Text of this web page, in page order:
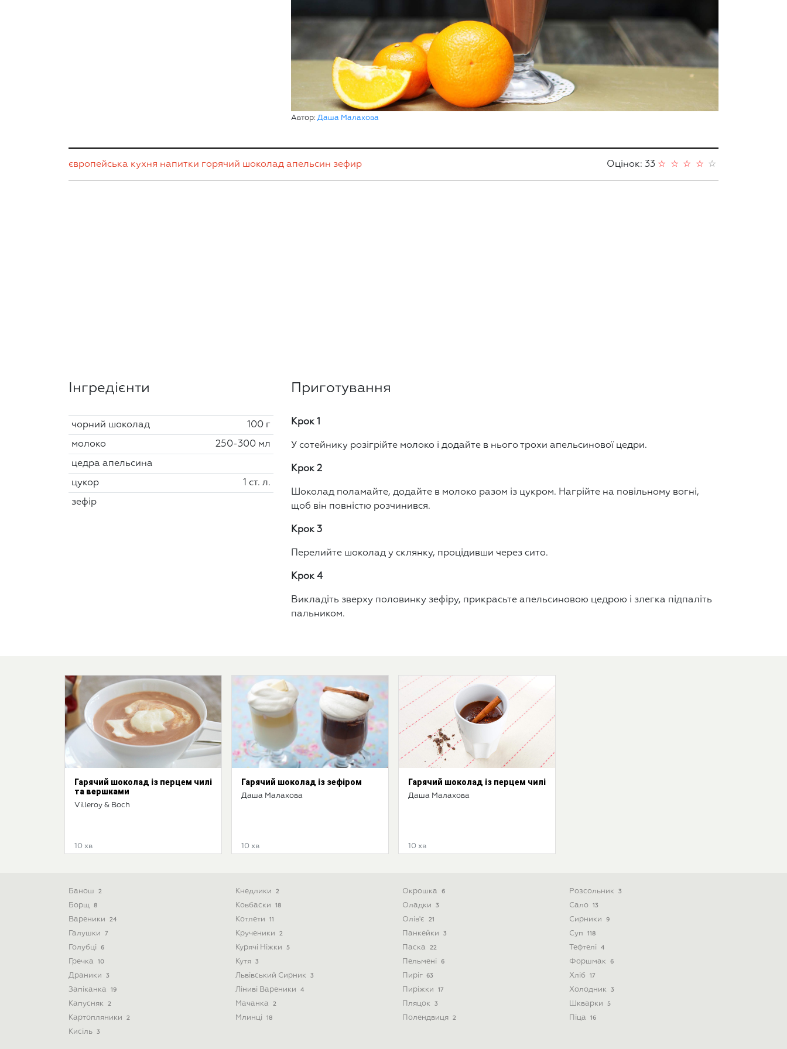
Автор: Даша Малахова
європейська кухня напитки горячий шоколад апельсин зефир Оцінок: 33 ☆
☆
☆
☆
☆
Інгредієнти
чорний шоколад 100 г
молоко 250-300 мл
цедра апельсина
цукор 1 ст. л.
зефір
Приготування
Крок 1
У сотейнику розігрійте молоко і додайте в нього трохи апельсинової цедри.
Крок 2
Шоколад поламайте, додайте в молоко разом із цукром. Нагрійте на повільному вогні,
щоб він повністю розчинився.
Крок 3
Перелийте шоколад у склянку, процідивши через сито.
Крок 4
Викладіть зверху половинку зефіру, прикрасьте апельсиновою цедрою і злегка підпаліть
пальником.
Гарячий шоколад із перцем чилі
та вершками
Villeroy & Boch
10 хв
Гарячий шоколад із зефіром
Даша Малахова
10 хв
Гарячий шоколад із перцем чилі
Даша Малахова
10 хв
Банош 2
Борщ 8
Вареники 24
Галушки 7
Голубці 6
Гречка 10
Драники 3
Запіканка 19
Капусняк 2
Картопляники 2
Кисіль 3
Кнедлики 2
Ковбаски 18
Котлети 11
Крученики 2
Курячі Ніжки 5
Кутя 3
Львівський Сирник 3
Ліниві Вареники 4
Мачанка 2
Млинці 18
Окрошка 6
Оладки 3
Олів'є 21
Панкейки 3
Паска 22
Пельмені 6
Пиріг 63
Пиріжки 17
Пляцок 3
Полендвиця 2
Розсольник 3
Сало 13
Сирники 9
Суп 118
Тефтелі 4
Форшмак 6
Хліб 17
Холодник 3
Шкварки 5
Піца 16